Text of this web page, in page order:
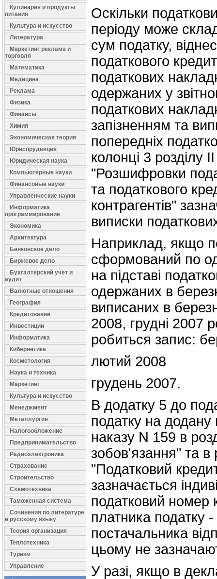
Кулинария и продукты
питания
Культура и искусство
Литература
Маркетинг реклама и
торговля
Математика
Медицина
Реклама
Физика
Финансы
Химия
Экономическая теория
Юриспруденция
Юридическая наука
Компьютерные науки
Финансовые науки
Управленческие науки
Информатика
программирование
Экономика
Архитектура
Банковское дело
Биржевое дело
Бухгалтерский учет и
аудит
Валютные отношения
География
Кредитование
Инвестиции
Информатика
Кибернетика
Косметология
Наука и техника
Маркетинг
Культура и искусство
Менеджмент
Металлургия
Налогообложение
Предпринимательство
Радиоэлектроника
Страхование
Строительство
Схемотехника
Таможенная система
Сочинения по литературе
и русскому языку
Теория организация
Теплотехника
Туризм
Управление
Оскільки
періоду може
сум податку,
податкового
податкових
одержаних у
податкових
запізненням та
попередніх
колонці 3 розділу
"Розшифровки
та податкового
контрагентів"
виписки
Наприклад, якщо
сформований по
на підставі
одержаних в
виписаних в
2008, грудні 2007
робиться запис:
лютий 2008
грудень 2007.
В додатку 5 до
податку на додану
наказу N 159 в
зобов'язання" та в
"Податковий
зазначається
податковий номер
платника податку
постачальника
цьому не
У разі, якщо в